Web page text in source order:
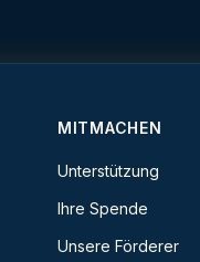
MITMACHEN
Unterstützung
Ihre Spende
Unsere Förderer